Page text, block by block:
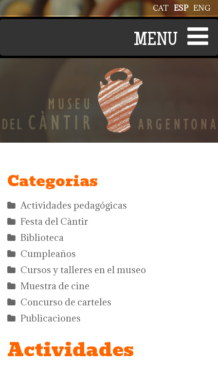
Pasar al contenido principal ENG
ESP
CAT
Categorias
Actividades pedagógicas
Festa del Càntir
Biblioteca
Cumpleaños
Cursos y talleres en el museo
Muestra de cine
Concurso de carteles
Publicaciones
Actividades